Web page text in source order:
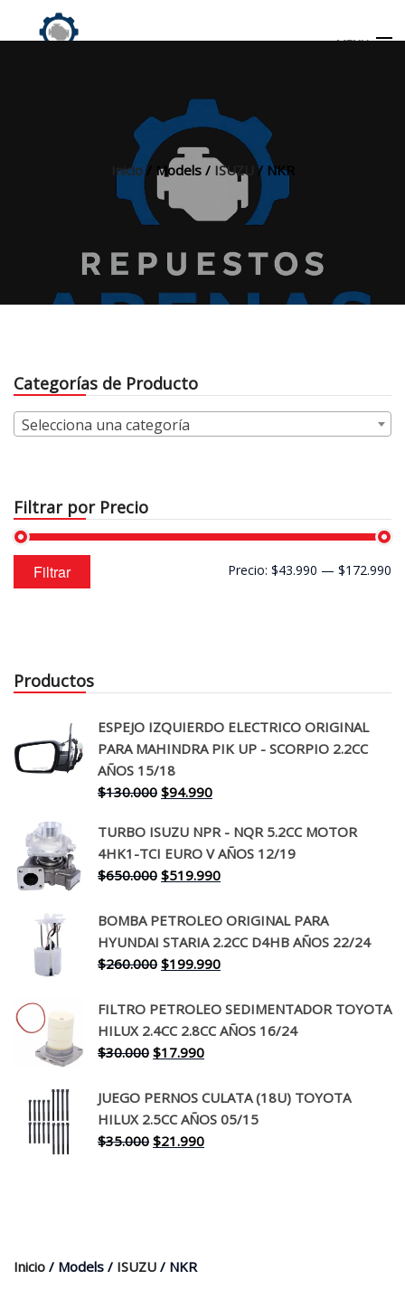
MENU
Inicio/ Models / ISUZU / NKR
Categorías de Producto
Selecciona una categoría
Filtrar por Precio
Precio
mínimo
Precio
máximo
Filtrar Precio: $43.990 — $172.990
Productos
ESPEJO IZQUIERDO ELECTRICO ORIGINAL
PARA MAHINDRA PIK UP - SCORPIO 2.2CC
AÑOS 15/18
$130.000 El
original
era:
$130.000.
$94.990El
actual
es:
$94.990.
TURBO ISUZU NPR - NQR 5.2CC MOTOR
4HK1-TCI EURO V AÑOS 12/19
$650.000 El
original
era:
$650.000.
$519.990El
actual
es:
$519.990.
BOMBA PETROLEO ORIGINAL PARA
HYUNDAI STARIA 2.2CC D4HB AÑOS 22/24
$260.000 El
original
era:
$260.000.
$199.990El
actual
es:
FILTRO PETROLEO SEDIMENTADOR TOYOTA
HILUX 2.4CC 2.8CC AÑOS 16/24
$30.000 El
original
era:
$30.000.
$17.990El
actual
es:
$17.990.
JUEGO PERNOS CULATA (18U) TOYOTA
HILUX 2.5CC AÑOS 05/15
$35.000 El
$21.990El
Inicio / Models / ISUZU / NKR